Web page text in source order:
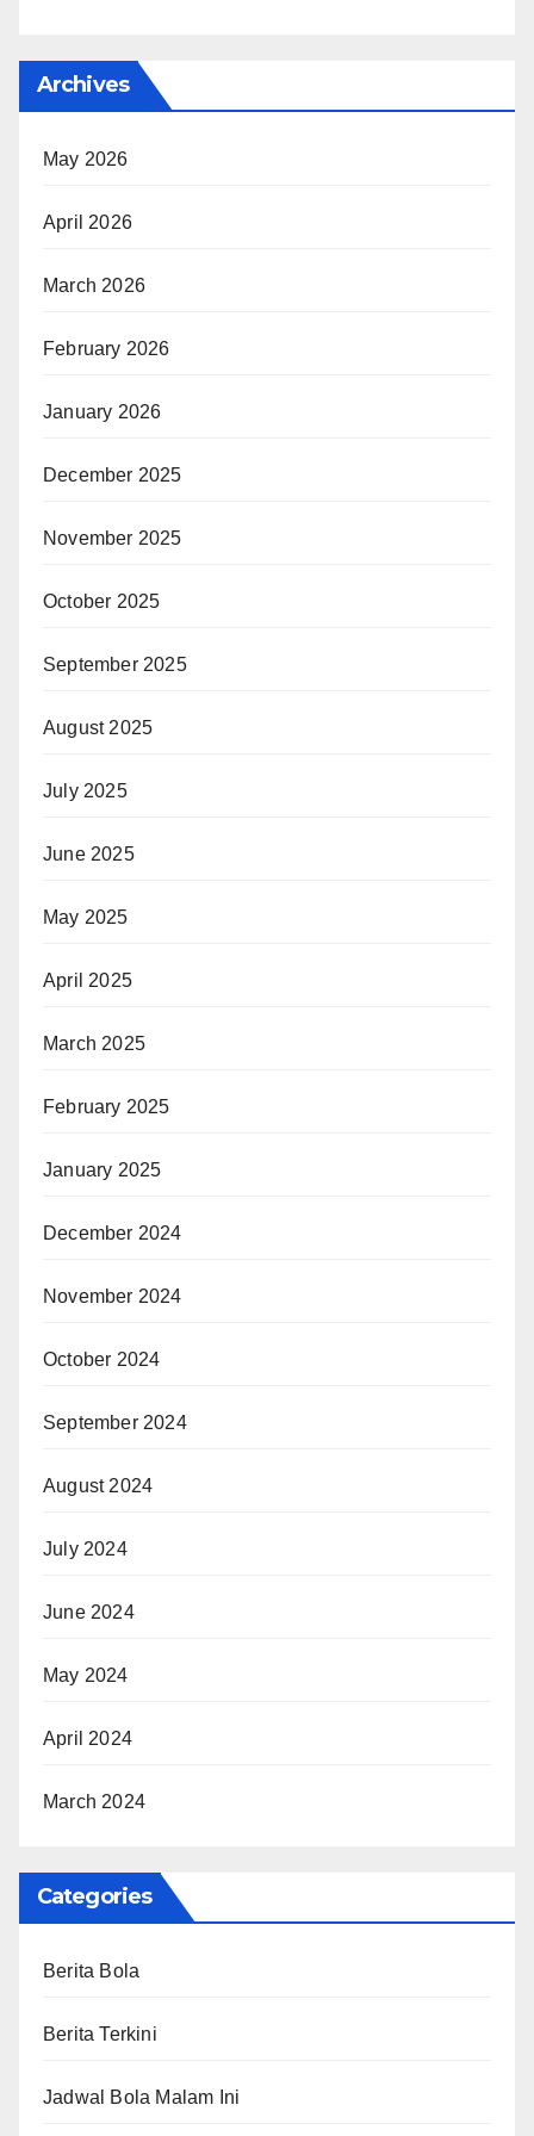
Archives
May 2026
April 2026
March 2026
February 2026
January 2026
December 2025
November 2025
October 2025
September 2025
August 2025
July 2025
June 2025
May 2025
April 2025
March 2025
February 2025
January 2025
December 2024
November 2024
October 2024
September 2024
August 2024
July 2024
June 2024
May 2024
April 2024
March 2024
Categories
Berita Bola
Berita Terkini
Jadwal Bola Malam Ini